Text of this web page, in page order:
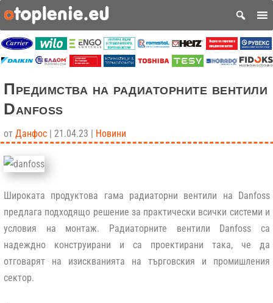
Предимства на радиаторните вентили
Danfoss
от Данфос | 21.04.23 | Новини
Широката продуктова гама радиаторни вентили на Danfoss
предлага подходящо решение за практически всички системи и
условия на монтаж. Радиаторните вентили Danfossса
надеждно конструирани и са проектирани така, че да
отговарят на изискванията на търговския и промишления
сектор.